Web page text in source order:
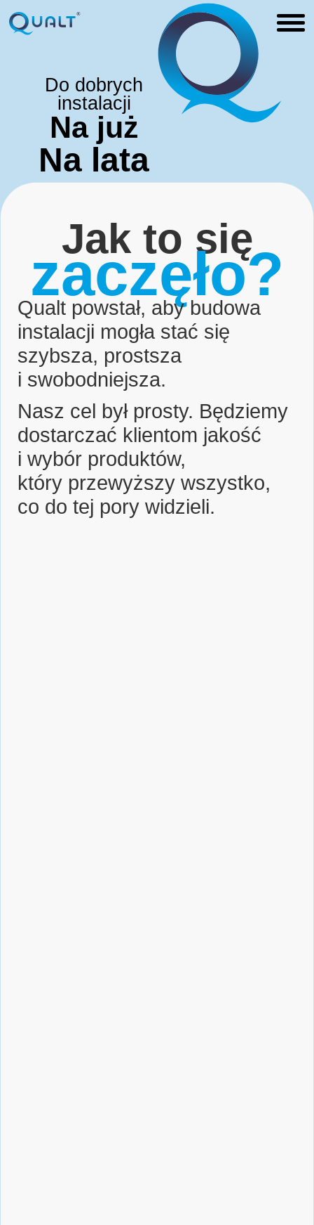
Do dobrych
instalacji
Na już
Na lata
Jak to się
zaczęło?
Qualt powstał, aby budowa
instalacji mogła stać się
szybsza, prostsza
i swobodniejsza.
Nasz cel był prosty. Będziemy
dostarczać klientom jakość
i wybór produktów,
który przewyższy wszystko,
co do tej pory widzieli.